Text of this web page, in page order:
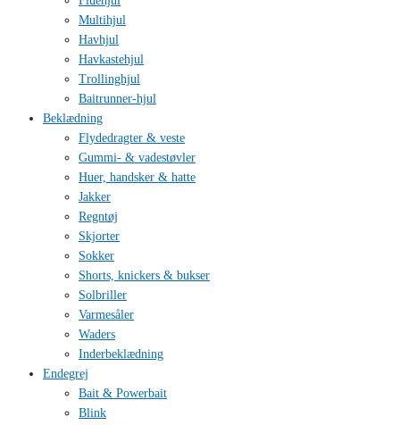
Multihjul
Havhjul
Havkastehjul
Trollinghjul
Baitrunner-hjul
Beklædning
Flydedragter & veste
Gummi- & vadestøvler
Huer, handsker & hatte
Jakker
Regntøj
Skjorter
Sokker
Shorts, knickers & bukser
Solbriller
Varmesåler
Waders
Inderbeklædning
Endegrej
Bait & Powerbait
Blink